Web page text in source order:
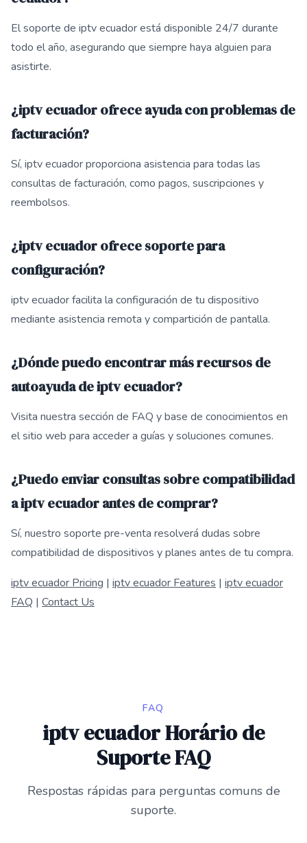
El soporte de iptv ecuador está disponible 24/7 durante
todo el año, asegurando que siempre haya alguien para
asistirte.
¿iptv ecuador ofrece ayuda con problemas de
facturación?
Sí, iptv ecuador proporciona asistencia para todas las
consultas de facturación, como pagos, suscripciones y
reembolsos.
¿iptv ecuador ofrece soporte para
configuración?
iptv ecuador facilita la configuración de tu dispositivo
mediante asistencia remota y compartición de pantalla.
¿Dónde puedo encontrar más recursos de
autoayuda de iptv ecuador?
Visita nuestra sección de FAQ y base de conocimientos en
el sitio web para acceder a guías y soluciones comunes.
¿Puedo enviar consultas sobre compatibilidad
a iptv ecuador antes de comprar?
Sí, nuestro soporte pre-venta resolverá dudas sobre
compatibilidad de dispositivos y planes antes de tu compra.
iptv ecuador Pricing | iptv ecuador Features | iptv ecuador
FAQ | Contact Us
FAQ
iptv ecuador Horário de
Suporte FAQ
Respostas rápidas para perguntas comuns de
suporte.